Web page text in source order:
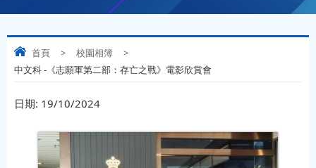
首頁 > 校園相簿
>
中文科 -《志願軍第二部：存亡之戰》電影欣賞會
日期: 19/10/2024